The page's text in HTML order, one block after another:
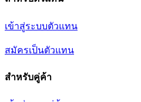
เข้าสู่ระบบตัวแทน
สมัครเป็นตัวแทน
สำหรับคู่ค้า